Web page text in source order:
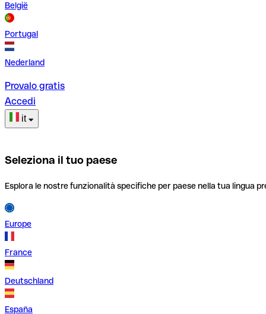
België
Portugal
Nederland
Provalo gratis
Accedi
it
Seleziona il tuo paese
Esplora le nostre funzionalità specifiche per paese nella tua lingua
Europe
France
Deutschland
España